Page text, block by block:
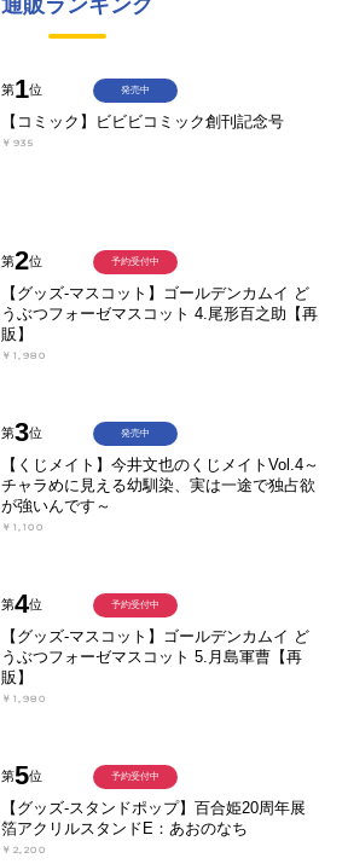
第1位
【コミック】ビビビコミック創刊記念号
￥935
発売中
第2位
【グッズ-マスコット】ゴールデンカムイ ど
うぶつフォーゼマスコット 4.尾形百之助【再
販】
￥1,980
予約受付中
第3位
【くじメイト】今井文也のくじメイトVol.4～
チャラめに見える幼馴染、実は一途で独占欲
が強いんです～
￥1,100
発売中
第4位
【グッズ-マスコット】ゴールデンカムイ ど
うぶつフォーゼマスコット 5.月島軍曹【再
販】
￥1,980
予約受付中
第5位
【グッズ-スタンドポップ】百合姫20周年展
箔アクリルスタンドE：あおのなち
￥2,200
予約受付中